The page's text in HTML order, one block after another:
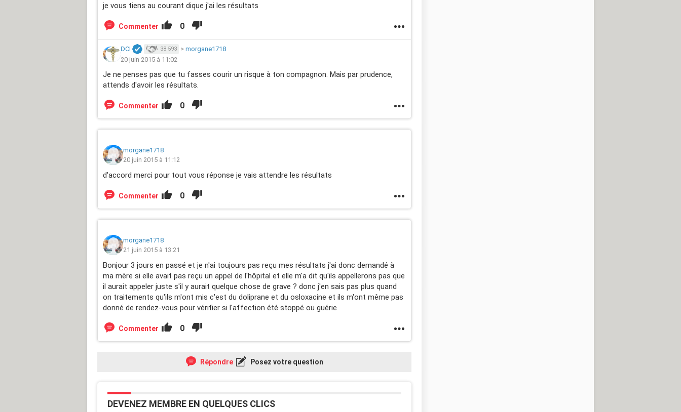
je vous tiens au courant dique j'ai les résultats
Commenter 0
DCI 38 593 > morgane1718
20 juin 2015 à 11:02
Je ne penses pas que tu fasses courir un risque à ton compagnon. Mais par prudence,
attends d'avoir les résultats.
Commenter 0
morgane1718
20 juin 2015 à 11:12
d'accord merci pour tout vous réponse je vais attendre les résultats
Commenter 0
morgane1718
21 juin 2015 à 13:21
Bonjour 3 jours en passé et je n'ai toujours pas reçu mes résultats j'ai donc demandé à
ma mère si elle avait pas reçu un appel de l'hôpital et elle m'a dit qu'ils appellerons pas que
il aurait appeler juste s'il y aurait quelque chose de grave ? donc j'en sais pas plus quand
on traitements qu'ils m'ont mis c'est du doliprane et du osloxacine et ils m'ont même pas
donné de rendez-vous pour vérifier si l'affection été stoppé ou guérie
Commenter 0
Répondre Posez votre question
DEVENEZ MEMBRE EN QUELQUES CLICS